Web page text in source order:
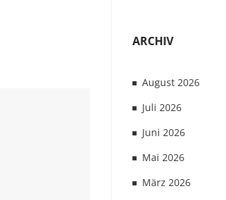
ARCHIV
August 2026
Juli 2026
Juni 2026
Mai 2026
März 2026